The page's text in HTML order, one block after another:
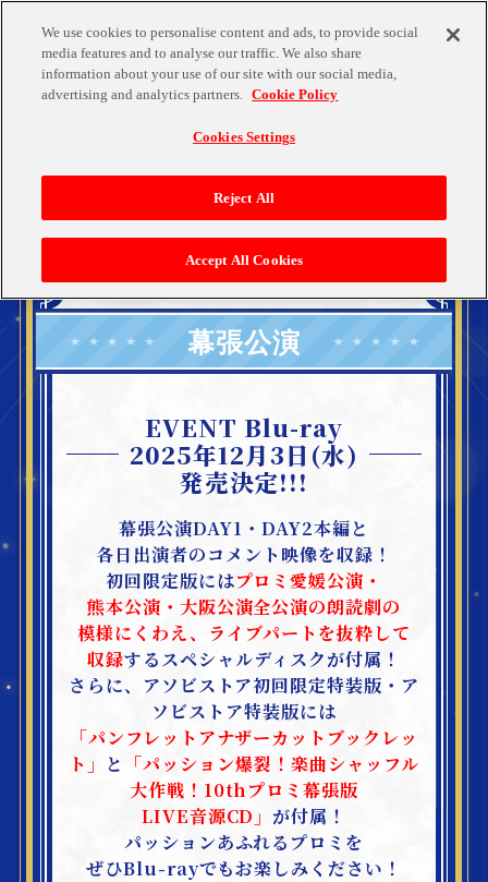
TOP
INFORMATION
TICKET
STREAMING
GOODS
物販情報
Blu-ray
ブルーレイ情報
Blu-ray
MAKUHARI YOKOHAMA
幕張公演
EVENT Blu-ray
2025年12月3日(水)
発売決定!!!
幕張公演DAY1・DAY2本編と
各日出演者のコメント映像を収録！
初回限定版にはプロミ愛媛公演・
熊本公演・大阪公演全公演の朗読劇の
模様にくわえ、 ライブパートを抜粋して
収録するスペシャルディスクが付属！
さらに、アソビストア初回限定特装版・ア
ソビストア特装版には
「パンフレットアナザーカットブックレッ
ト」 と 「パッション爆裂！楽曲シャッフル
大作戦！10thプロミ幕張版
LIVE音源CD」 が付属！
パッションあふれるプロミを
ぜひBlu-rayでもお楽しみください！
We use cookies to personalise content and ads, to provide social
media features and to analyse our traffic. We also share
information about your use of our site with our social media,
advertising and analytics partners. Cookie Policy
Cookies Settings
Reject All
Accept All Cookies